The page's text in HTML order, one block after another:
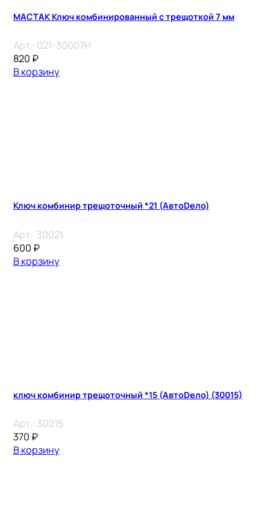
МАСТАК Ключ комбинированный с трещоткой 7 мм
Арт.: 021-30007H
820 ₽
В корзину
Ключ комбинир трещоточный *21 (АвтоDело)
Арт.: 30021
600 ₽
В корзину
ключ комбинир трещоточный *15 (АвтоDело) (30015)
Арт.: 30015
370 ₽
В корзину